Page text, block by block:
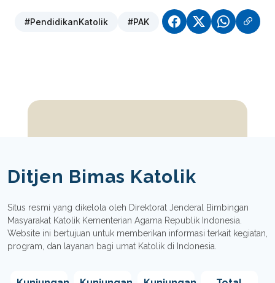
#PendidikanKatolik #PAK
Ditjen Bimas Katolik
Situs resmi yang dikelola oleh Direktorat Jenderal Bimbingan
Masyarakat Katolik Kementerian Agama Republik Indonesia.
Website ini bertujuan untuk memberikan informasi terkait kegiatan,
program, dan layanan bagi umat Katolik di Indonesia.